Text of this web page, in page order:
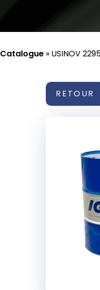
Catalogue » USINOV
RETOUR